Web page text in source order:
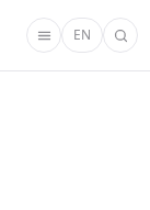
EN